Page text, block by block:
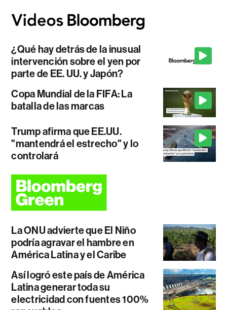
¿Qué hay detrás de la inusual
intervención sobre el yen por
parte de EE. UU. y Japón?
Copa Mundial de la FIFA: La
batalla de las marcas
Trump afirma que EE.UU.
"mantendrá el estrecho" y lo
controlará
La ONU advierte que El Niño
podría agravar el hambre en
América Latina y el Caribe
Así logró este país de América
Latina generar toda su
electricidad con fuentes 100%